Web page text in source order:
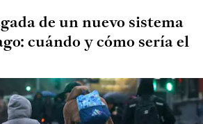
de un nuevo sistema
cuándo y cómo sería el